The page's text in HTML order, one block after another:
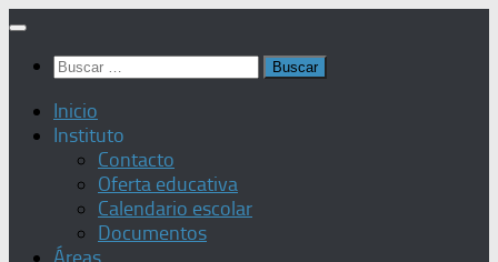
Saltar
contenido
Buscar:
Inicio
Instituto
Contacto
Oferta educativa
Calendario escolar
Documentos